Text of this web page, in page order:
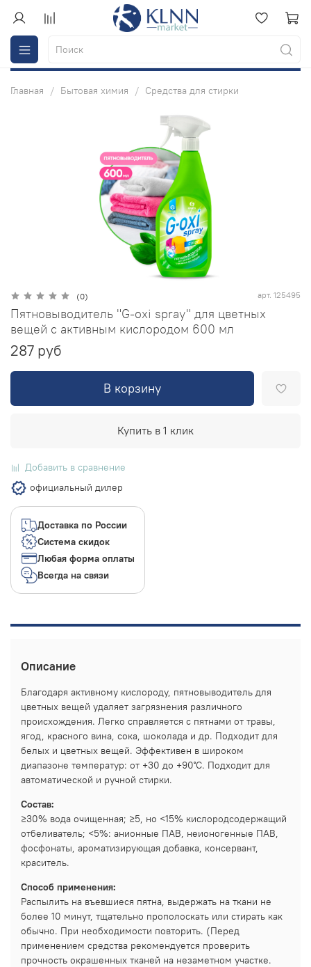
Главная Бытовая химия Средства для стирки
(0) арт. 125495
Пятновыводитель "G-oxi spray" для цветных
вещей с активным кислородом 600 мл
287 руб
В корзину
Купить в 1 клик
Добавить в сравнение
официальный дилер
Доставка по России
Система скидок
Любая форма оплаты
Всегда на связи
Описание
Благодаря активному кислороду, пятновыводитель для
цветных вещей удаляет загрязнения различного
происхождения. Легко справляется с пятнами от травы,
ягод, красного вина, сока, шоколада и др. Подходит для
белых и цветных вещей. Эффективен в широком
диапазоне температур: от +30 до +90˚C. Подходит для
автоматической и ручной стирки.
Состав:
≥30% вода очищенная; ≥5, но <15% кислородсодержащий
отбеливатель; <5%: анионные ПАВ, неионогенные ПАВ,
фосфонаты, ароматизирующая добавка, консервант,
краситель.
Способ применения:
Распылить на въевшиеся пятна, выдержать на ткани не
более 10 минут, тщательно прополоскать или стирать как
обычно. При необходимости повторить. (Перед
применением средства рекомендуется проверить
прочность окрашенных тканей на незаметном участке.